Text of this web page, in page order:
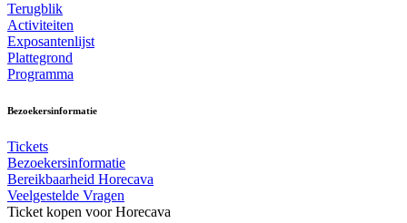
Terugblik
Activiteiten
Exposantenlijst
Plattegrond
Programma
Bezoekersinformatie
Tickets
Bezoekersinformatie
Bereikbaarheid Horecava
Veelgestelde Vragen
Ticket kopen voor Horecava